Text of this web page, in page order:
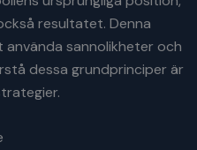
resultatet. Denna
sannolikheter och
dessa grundprinciper är